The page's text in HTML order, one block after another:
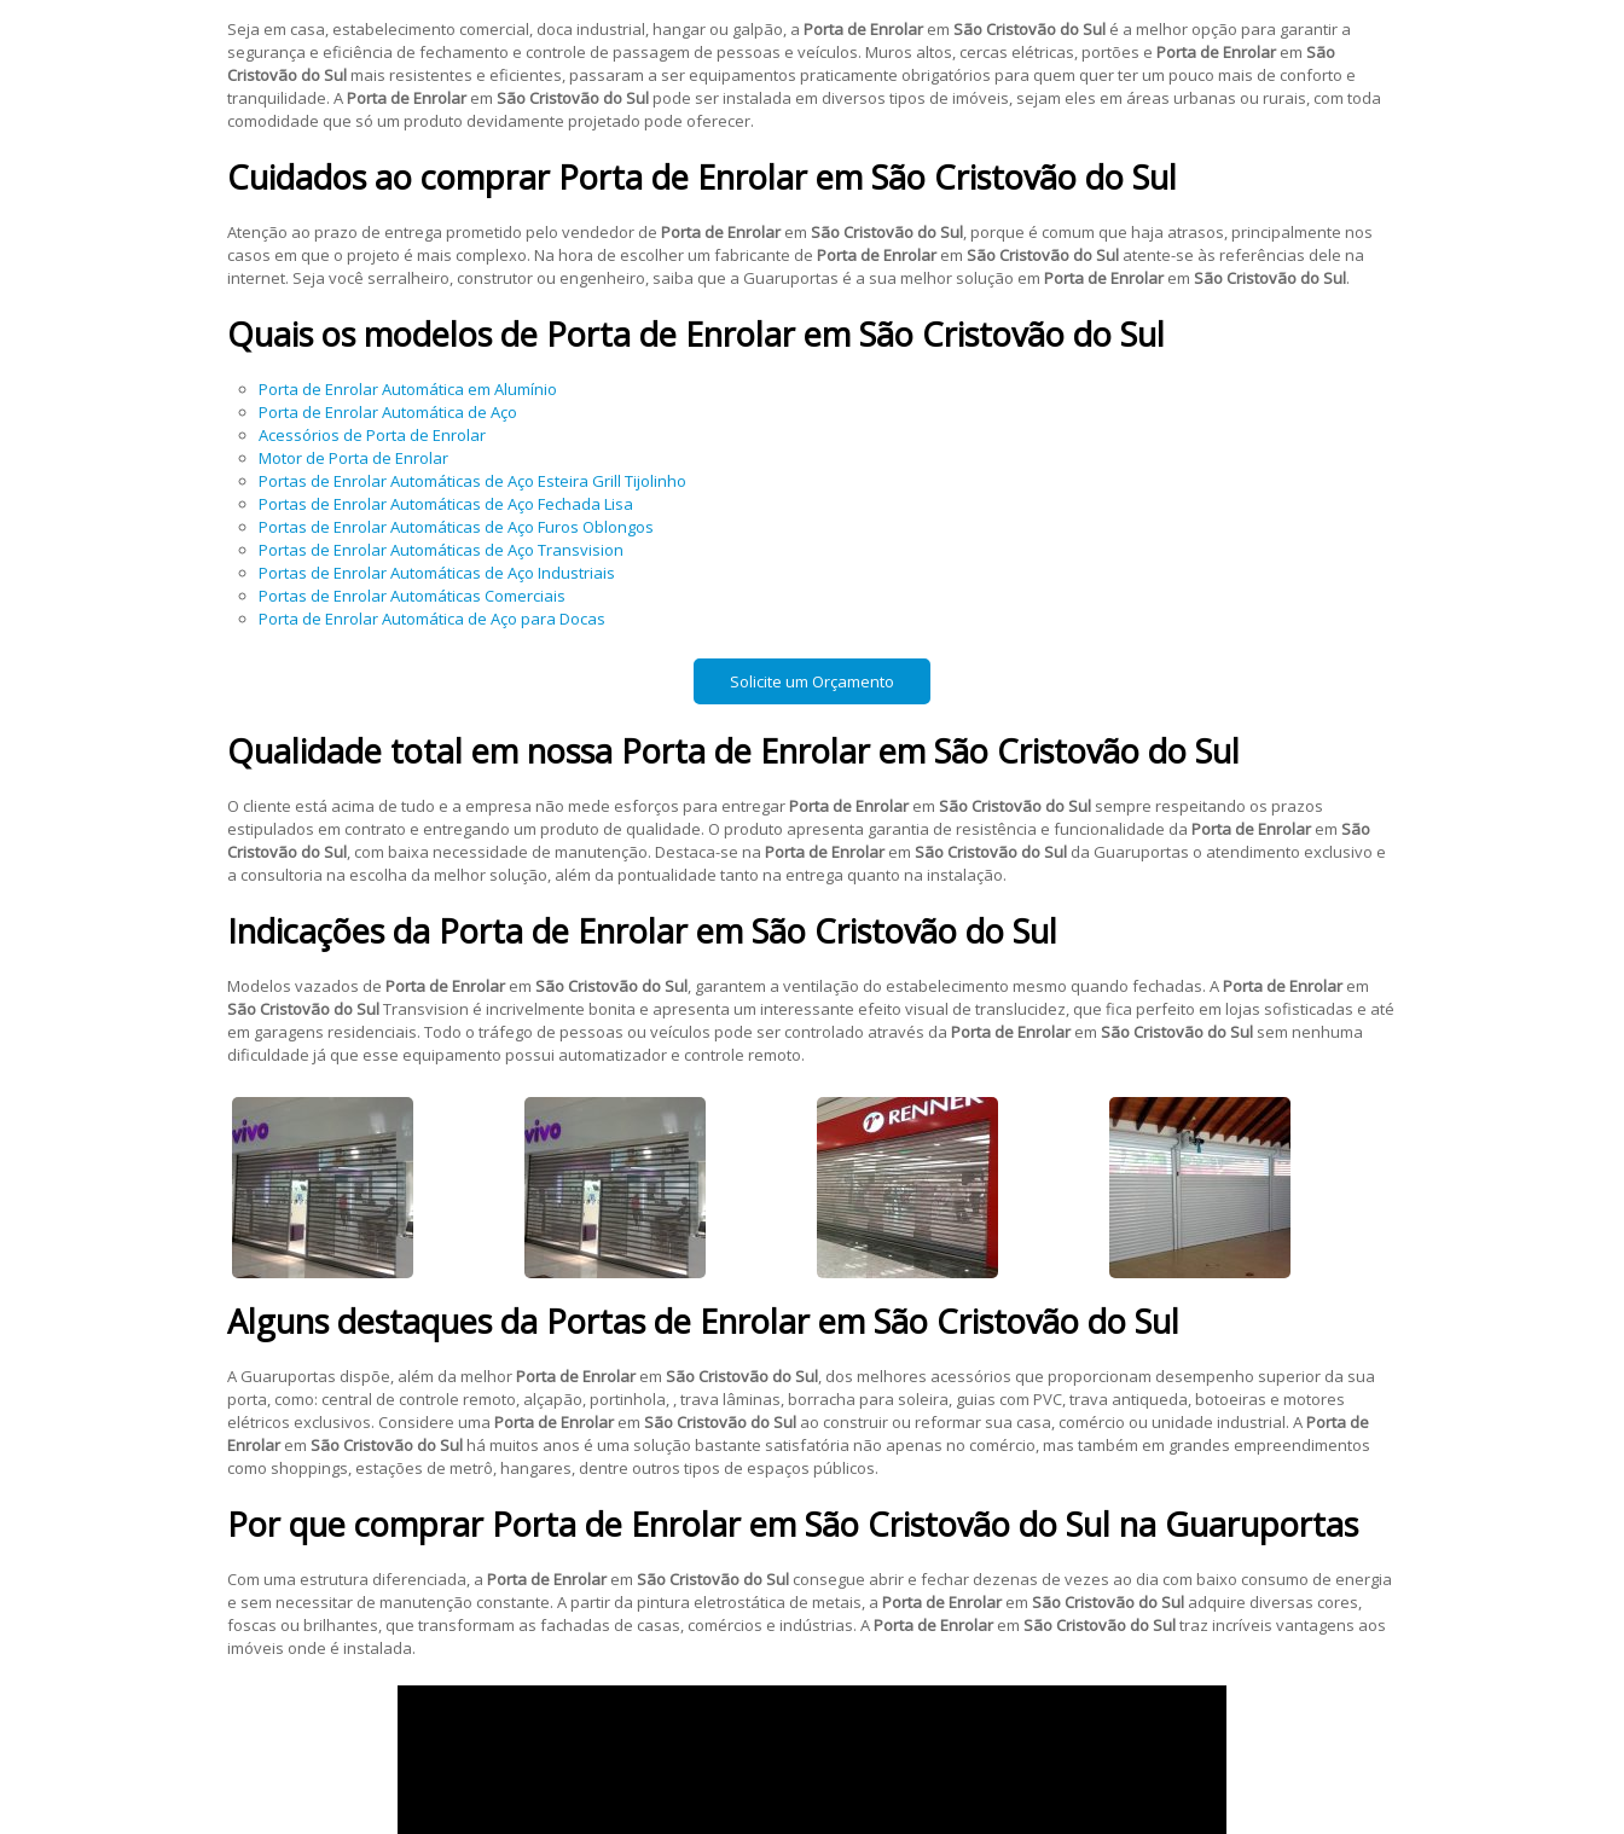
Seja em casa, estabelecimento comercial, doca industrial, hangar ou galpão, a Porta de Enrolarem São Cristovão do Sul é a melhor opção para garantir a
segurança e eficiência de fechamento e controle de passagem de pessoas e veículos. Muros altos, cercas elétricas, portões e Porta de Enrolarem São
Cristovão do Sul mais resistentes e eficientes, passaram a ser equipamentos praticamente obrigatórios para quem quer ter um pouco mais de conforto e
tranquilidade. A Porta de Enrolarem São Cristovão do Sul pode ser instalada em diversos tipos de imóveis, sejam eles em áreas urbanas ou rurais, com toda
comodidade que só um produto devidamente projetado pode oferecer.
Cuidados ao comprar Porta de Enrolarem São Cristovão do Sul
Atenção ao prazo de entrega prometido pelo vendedor de Porta de Enrolarem São Cristovão do Sul, porque é comum que haja atrasos, principalmente nos
casos em que o projeto é mais complexo. Na hora de escolher um fabricante de Porta de Enrolarem São Cristovão do Sul atente-se às referências dele na
internet. Seja você serralheiro, construtor ou engenheiro, saiba que a Guaruportas é a sua melhor solução em Porta de Enrolarem São Cristovão do Sul.
Quais os modelos de Porta de Enrolarem São Cristovão do Sul
Porta de Enrolar Automática em Alumínio
Porta de Enrolar Automática de Aço
Acessórios de Porta de Enrolar
Motor de Porta de Enrolar
Portas de Enrolar Automáticas de Aço Esteira Grill Tijolinho
Portas de Enrolar Automáticas de Aço Fechada Lisa
Portas de Enrolar Automáticas de Aço Furos Oblongos
Portas de Enrolar Automáticas de Aço Transvision
Portas de Enrolar Automáticas de Aço Industriais
Portas de Enrolar Automáticas Comerciais
Porta de Enrolar Automática de Aço para Docas
Solicite um Orçamento
Qualidade total em nossa Porta de Enrolarem São Cristovão do Sul
O cliente está acima de tudo e a empresa não mede esforços para entregar Porta de Enrolarem São Cristovão do Sul sempre respeitando os prazos
estipulados em contrato e entregando um produto de qualidade. O produto apresenta garantia de resistência e funcionalidade da Porta de Enrolarem São
Cristovão do Sul, com baixa necessidade de manutenção. Destaca-se na Porta de Enrolarem São Cristovão do Sul da Guaruportas o atendimento exclusivo e
a consultoria na escolha da melhor solução, além da pontualidade tanto na entrega quanto na instalação.
Indicações da Porta de Enrolarem São Cristovão do Sul
Modelos vazados de Porta de Enrolarem São Cristovão do Sul, garantem a ventilação do estabelecimento mesmo quando fechadas. A Porta de Enrolarem
São Cristovão do SulTransvision é incrivelmente bonita e apresenta um interessante efeito visual de translucidez, que fica perfeito em lojas sofisticadas e até
em garagens residenciais. Todo o tráfego de pessoas ou veículos pode ser controlado através da Porta de Enrolarem São Cristovão do Sul sem nenhuma
dificuldade já que esse equipamento possui automatizador e controle remoto.
Alguns destaques da Portas de Enrolar em São Cristovão do Sul
A Guaruportas dispõe, além da melhor Porta de Enrolarem São Cristovão do Sul , dos melhores acessórios que proporcionam desempenho superior da sua
porta, como: central de controle remoto, alçapão, portinhola, , trava lâminas, borracha para soleira, guias com PVC, trava antiqueda, botoeiras e motores
elétricos exclusivos. Considere uma Porta de Enrolarem São Cristovão do Sul ao construir ou reformar sua casa, comércio ou unidade industrial. A Porta de
Enrolarem São Cristovão do Sul há muitos anos é uma solução bastante satisfatória não apenas no comércio, mas também em grandes empreendimentos
como shoppings, estações de metrô, hangares, dentre outros tipos de espaços públicos.
Por que comprar Porta de Enrolarem São Cristovão do Sul na Guaruportas
Com uma estrutura diferenciada, a Porta de Enrolarem São Cristovão do Sul consegue abrir e fechar dezenas de vezes ao dia com baixo consumo de energia
e sem necessitar de manutenção constante. A partir da pintura eletrostática de metais, a Porta de Enrolarem São Cristovão do Sul adquire diversas cores,
foscas ou brilhantes, que transformam as fachadas de casas, comércios e indústrias. A Porta de Enrolarem São Cristovão do Sultraz incríveis vantagens aos
imóveis onde é instalada.